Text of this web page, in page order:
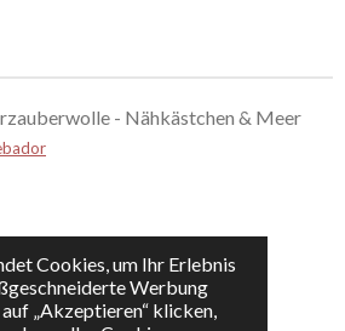
Cookies, um Ihr Erlebnis
Werbung
„Akzeptieren“ klicken,
- Nähkästchen & Meer